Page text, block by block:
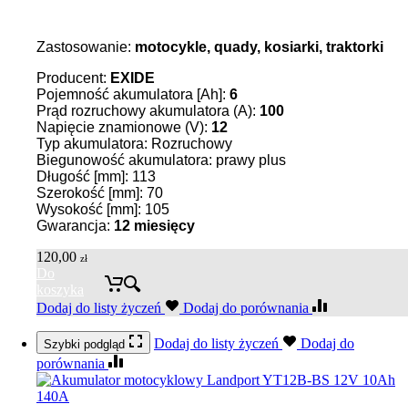
Zastosowanie: motocykle, quady, kosiarki, traktorki
Producent: EXIDE
Pojemność akumulatora [Ah]: 6
Prąd rozruchowy akumulatora (A): 100
Napięcie znamionowe (V): 12
Typ akumulatora: Rozruchowy
Biegunowość akumulatora: prawy plus
Długość [mm]: 113
Szerokość [mm]: 70
Wysokość [mm]: 105
Gwarancja: 12 miesięcy
120,00 zł
Do
koszyka
Dodaj do listy życzeń
Dodaj do porównania
Szybki podgląd Dodaj do listy życzeń
Dodaj do
porównania